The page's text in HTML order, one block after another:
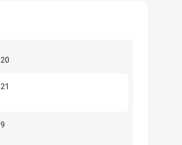
20
21
9